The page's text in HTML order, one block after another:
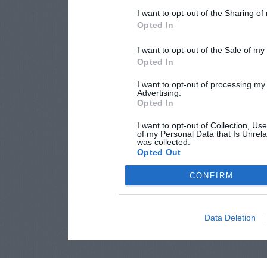
I want to opt-out of the Sharing of
Opted In
I want to opt-out of the Sale of
Opted In
I want to opt-out of processing
Advertising.
Opted In
I want to opt-out of Collection,
of my Personal Data that Is
was collected.
Opted Out
CONFIRM
Data Deletion